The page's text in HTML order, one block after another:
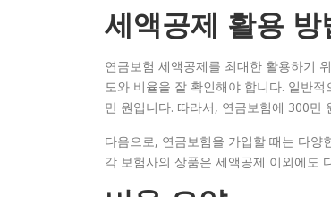
세액공제 활용 방
연금보험 세액공제를 최대한 활용하기
도와 비율을 잘 확인해야 합니다. 일반
만 원입니다. 따라서, 연금보험에 300만
다음으로, 연금보험을 가입할 때는 다양
각 보험사의 상품은 세액공제 이외에도